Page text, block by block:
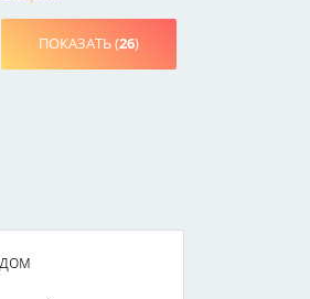
ПОКАЗАТЬ (26)